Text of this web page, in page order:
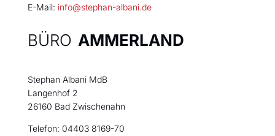
E-Mail: info@stephan-albani.de
BÜRO AMMERLAND
Stephan Albani MdB
Langenhof 2
26160 Bad Zwischenahn
Telefon: 04403 8169-70